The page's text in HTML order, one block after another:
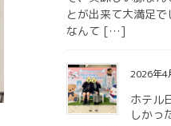
とが出来て大満足
なんて […]
2026年4
ホテル
しかっ